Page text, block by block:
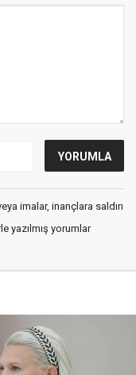
imalar, inançlara saldırı
yazılmış yorumlar